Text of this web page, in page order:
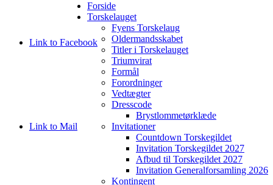
Link to Facebook
Link to Mail
Forside
Torskelauget
Fyens Torskelaug
Oldermandsskabet
Titler i Torskelauget
Triumvirat
Formål
Forordninger
Vedtægter
Dresscode
Brystlommetørklæde
Invitationer
Countdown Torskegildet
Invitation Torskegildet 2027
Afbud til Torskegildet 2027
Invitation Generalforsamling 2026
Kontingent